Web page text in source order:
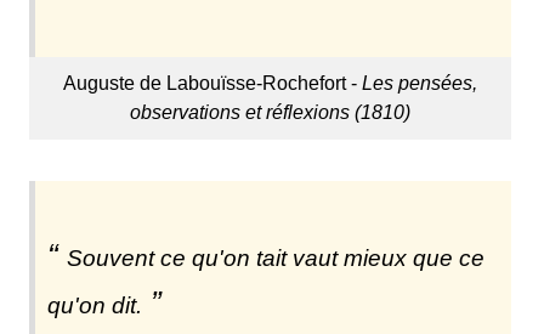
Auguste de Labouïsse-Rochefort - Les pensées,
observations et réflexions (1810)
Souvent ce qu'on tait vaut mieux que ce
qu'on dit.